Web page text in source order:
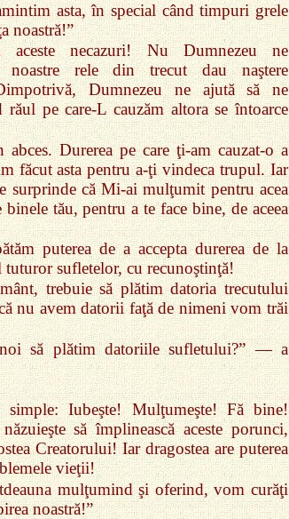
asta, în special când timpuri grele
noastră!”
aceste necazuri! Nu Dumnezeu ne
noastre rele din trecut dau naştere
Dumnezeu ne ajută să ne
pe care‑L cauzăm altora se întoarce
abces. Durerea pe care ţi‑am cauzat‑o a
făcut asta pentru a‑ţi vindeca trupul. Iar
că Mi‑ai mulţumit pentru acea
binele tău, pentru a te face bine, de aceea
puterea de a accepta durerea de la
sufletelor, cu recunoştinţă!
trebuie să plătim datoria trecutului
nu avem datorii faţă de nimeni vom trăi
să plătim datoriile sufletului?” — a
Iubeşte! Mulţumeşte! Fă bine!
să împlinească aceste porunci,
Creatorului! Iar dragostea are puterea
vieţii!
mulţumind şi oferind, vom curăţi
noastră!”